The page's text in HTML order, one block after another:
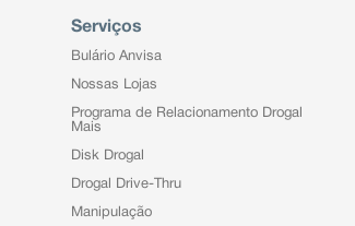
Serviços
Bulário Anvisa
Nossas Lojas
Programa de Relacionamento Drogal
Mais
Disk Drogal
Drogal Drive-Thru
Manipulação